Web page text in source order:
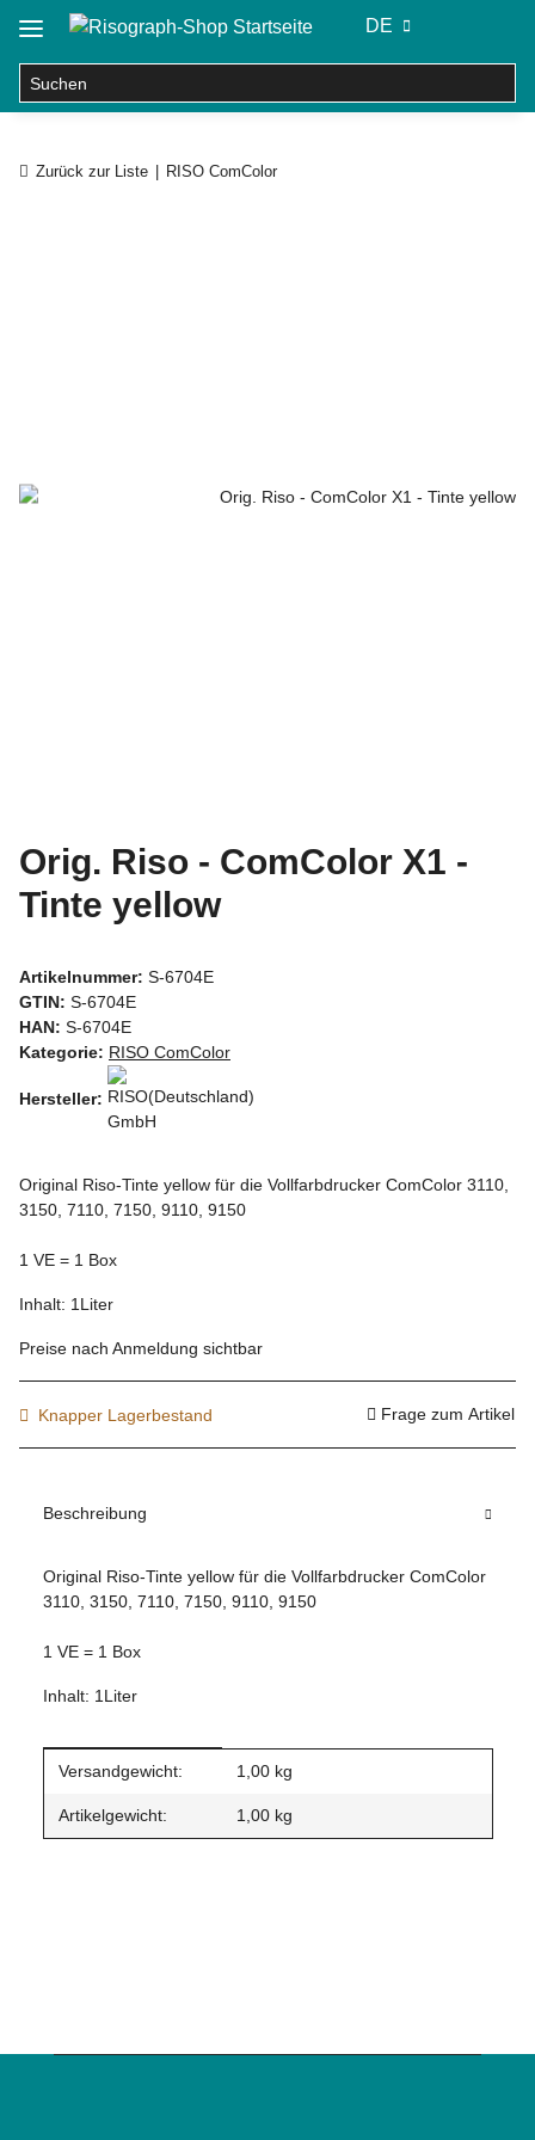
DE
Zurück zur Liste RISO ComColor
Orig. Riso - ComColor X1 -
Tinte yellow
Artikelnummer: S-6704E
GTIN: S-6704E
HAN: S-6704E
Kategorie: RISO ComColor
Hersteller:
Original Riso-Tinte yellow für die Vollfarbdrucker ComColor 3110,
3150, 7110, 7150, 9110, 9150
1 VE = 1 Box
Inhalt: 1Liter
Preise nach Anmeldung sichtbar
Knapper Lagerbestand Frage zum Artikel
Beschreibung
Original Riso-Tinte yellow für die Vollfarbdrucker ComColor
3110, 3150, 7110, 7150, 9110, 9150
1 VE = 1 Box
Inhalt: 1Liter
Produkteigenschaft
Wert
Versandgewicht: 1,00 kg
Artikelgewicht: 1,00 kg